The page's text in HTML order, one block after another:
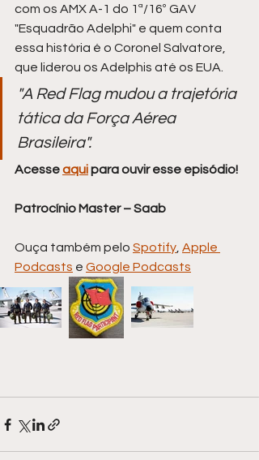
com os AMX A-1 do 1ª/16º GAV
"Esquadrão Adelphi" e quem conta
essa história é o Coronel Salvatore,
que liderou os Adelphis até os EUA.
"A Red Flag mudou a trajetória
tática da Força Aérea
Brasileira".
Acesse aqui para ouvir esse episódio!
Patrocínio Master – Saab
Ouça também pelo Spotify Apple
Podcasts e Google Podcasts